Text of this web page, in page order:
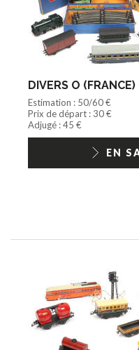
DIVERS O (FRANCE)
Estimation : 50/60 €
Prix de départ : 30 €
Adjugé : 45 €
EN